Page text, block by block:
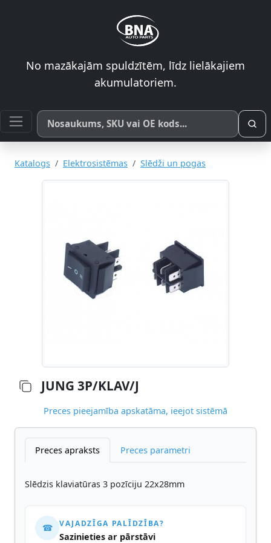
No mazākajām spuldzītēm, līdz lielākajiem
akumulatoriem.
Meklēt pēc produkta nosaukuma, SKU vai OE koda
Katalogs Elektrosistēmas Slēdži un pogas
JUNG 3P/KLAV/J
Preces pieejamība apskatāma, ieejot sistēmā
Preces apraksts Preces parametri
Slēdzis klaviatūras 3 pozīciju 22x28mm
☎ VAJADZĪGA PALĪDZĪBA?
Sazinieties ar pārstāvi